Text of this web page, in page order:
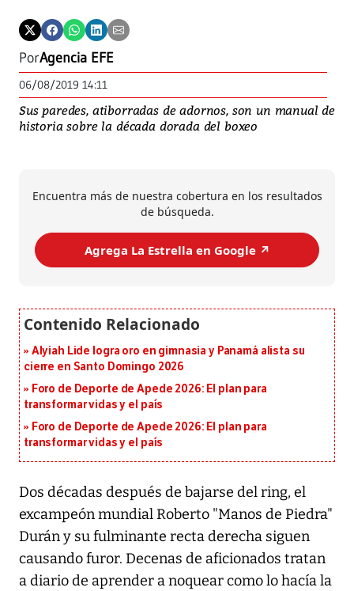
PorAgencia EFE
06/08/2019 14:11
Sus paredes, atiborradas de adornos, son un manual de
historia sobre la década dorada del boxeo
Encuentra más de nuestra cobertura en los resultados
de búsqueda.
Agrega La Estrella en Google ↗️
Alyiah Lide logra oro en gimnasia y Panamá alista su
cierre en Santo Domingo 2026
Foro de Deporte de Apede 2026: El plan para
transformar vidas y el país
Foro de Deporte de Apede 2026: El plan para
transformar vidas y el país
Dos décadas después de bajarse del ring, el
excampeón mundial Roberto "Manos de Piedra"
Durán y su fulminante recta derecha siguen
causando furor. Decenas de aficionados tratan
a diario de aprender a noquear como lo hacía la